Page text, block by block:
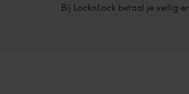
Bij LocknLock betaal je veilig